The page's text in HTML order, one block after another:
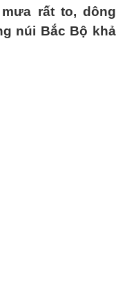
rất to, dông
núi Bắc Bộ khả